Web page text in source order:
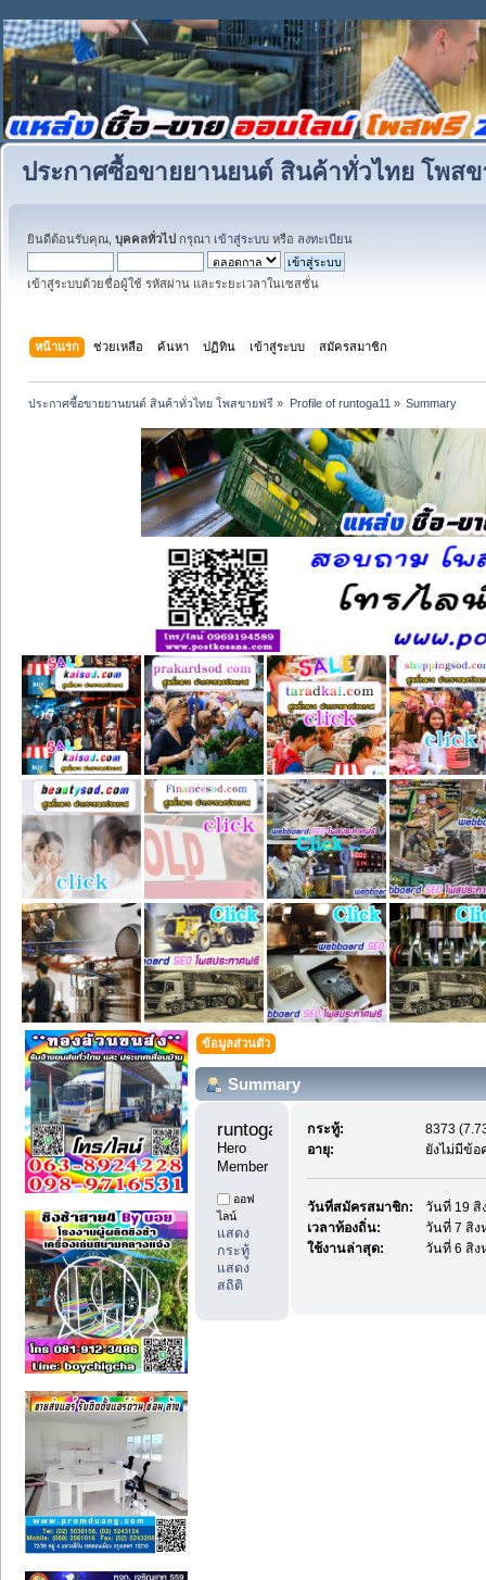
ประกาศซื้อขายยานยนต์ สินค้าทั่วไทย โพส
ยินดีต้อนรับคุณ, บุคคลทั่วไป กรุณา เข้าสู่ระบบ หรือ ลงทะเบียน
เข้าสู่ระบบด้วยชื่อผู้ใช้ รหัสผ่าน และระยะเวลาในเซสชั่น
หน้าแรก ช่วยเหลือ ค้นหา ปฏิทิน เข้าสู่ระบบ สมัครสมาชิก
ประกาศซื้อขายยานยนต์ สินค้าทั่วไทย โพสขายฟรี » Profile of runtoga11 » Summary
ข้อมูลส่วนตัว
Summary
Hero
Member
ออฟ
ไลน์
แสดง
กระทู้
แสดง
สถิติ
กระทู้:
8373
อายุ:
ยังไม่มีข้อ
วันที่สมัครสมาชิก:
วันที่ 19 สิ
เวลาท้องถิ่น:
วันที่ 7 สิง
ใช้งานล่าสุด:
วันที่ 6 สิง